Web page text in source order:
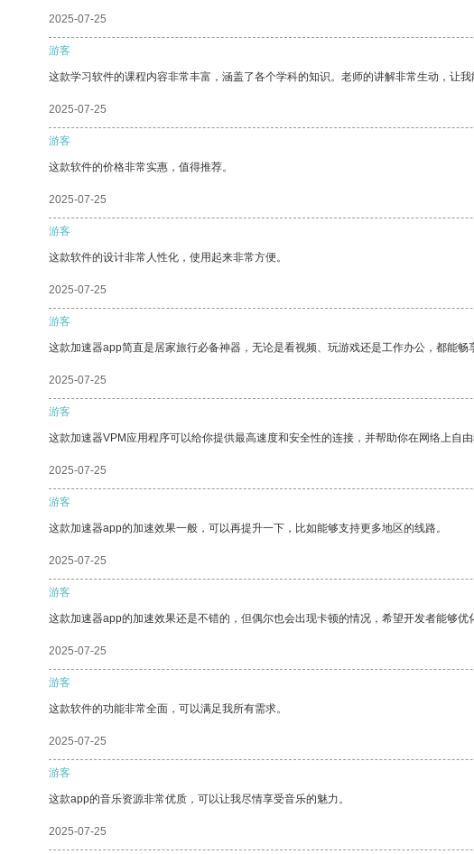
2025-07-25
游客
这款学习软件的课程内容非常丰富，涵盖了各个学科的知识。老师的讲解非常生动，让我
2025-07-25
游客
这款软件的价格非常实惠，值得推荐。
2025-07-25
游客
这款软件的设计非常人性化，使用起来非常方便。
2025-07-25
游客
这款加速器app简直是居家旅行必备神器，无论是看视频、玩游戏还是工作办公，都能
2025-07-25
游客
这款加速器VPM应用程序可以给你提供最高速度和安全性的连接，并帮助你在网络上自由
2025-07-25
游客
这款加速器app的加速效果一般，可以再提升一下，比如能够支持更多地区的线路。
2025-07-25
游客
这款加速器app的加速效果还是不错的，但偶尔也会出现卡顿的情况，希望开发者能够优
2025-07-25
游客
这款软件的功能非常全面，可以满足我所有需求。
2025-07-25
游客
这款app的音乐资源非常优质，可以让我尽情享受音乐的魅力。
2025-07-25